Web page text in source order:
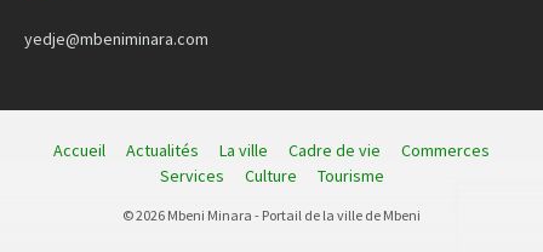
yedje@mbeniminara.com
Accueil Actualités La ville Cadre de vie
Commerces
Services
Culture Tourisme
© 2026 Mbeni Minara - Portail de la ville de Mbeni